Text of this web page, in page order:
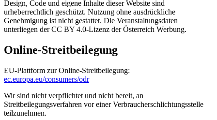
Design, Code und eigene Inhalte dieser Website sind
urheberrechtlich geschützt. Nutzung ohne ausdrückliche
Genehmigung ist nicht gestattet. Die Veranstaltungsdaten
unterliegen der CC BY 4.0-Lizenz der Österreich Werbung.
Online-Streitbeilegung
EU-Plattform zur Online-Streitbeilegung:
ec.europa.eu/consumers/odr
Wir sind nicht verpflichtet und nicht bereit, an
Streitbeilegungsverfahren vor einer Verbraucherschlichtungsstelle
teilzunehmen.